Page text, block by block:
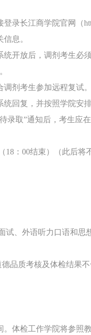
录长江商学院官网（
息。
开放后，调剂考生必
剂考生参加远程复试。
回复，并按照学院安
录取”通知后，考生应
：00结束）（此后将
试、外语听力口语和思
品质考核及体检结果
体检工作学院将参照